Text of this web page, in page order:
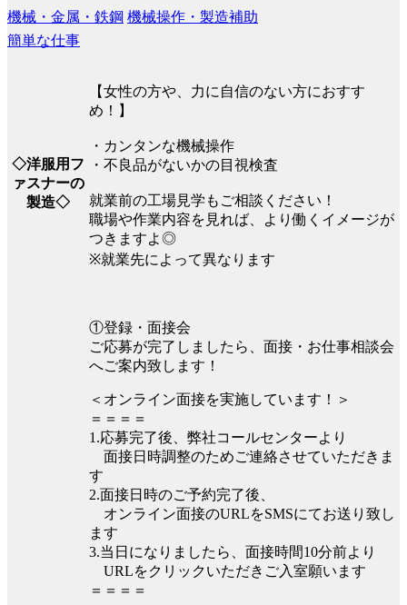
機械・金属・鉄鋼 機械操作・製造補助
簡単な仕事
◇洋服用フ
ァスナーの
製造◇
【女性の方や、力に自信のない方におすす
め！】
・カンタンな機械操作
・不良品がないかの目視検査
就業前の工場見学もご相談ください！
職場や作業内容を見れば、より働くイメージが
つきますよ◎
※就業先によって異なります
①登録・面接会
ご応募が完了しましたら、面接・お仕事相談会
へご案内致します！
＜オンライン面接を実施しています！＞
＝＝＝＝
1.応募完了後、弊社コールセンターより
面接日時調整のためご連絡させていただきま
す
2.面接日時のご予約完了後、
オンライン面接のURLをSMSにてお送り致し
ます
3.当日になりましたら、面接時間10分前より
URLをクリックいただきご入室願います
＝＝＝＝